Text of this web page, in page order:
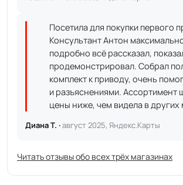
Посетила для покупки первого
Консультант Антон
подробно всё рассказал,
продемонстрировал. Собрал
комплект к приводу, очень
и разъяснениями. Ассортимент
цены ниже, чем видела в других
Диана Т. ·август 2025, Яндекс.Карты
Читать отзывы обо всех трёх магазинах